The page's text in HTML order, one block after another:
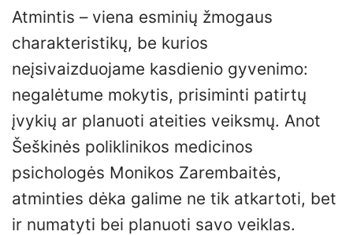
Atmintis – viena esminių žmogaus
charakteristikų, be kurios
neįsivaizduojame kasdienio gyvenimo:
negalėtume mokytis, prisiminti patirtų
įvykių ar planuoti ateities veiksmų. Anot
Šeškinės poliklinikos medicinos
psichologės Monikos Zarembaitės,
atminties dėka galime ne tik atkartoti, bet
ir numatyti bei planuoti savo veiklas.